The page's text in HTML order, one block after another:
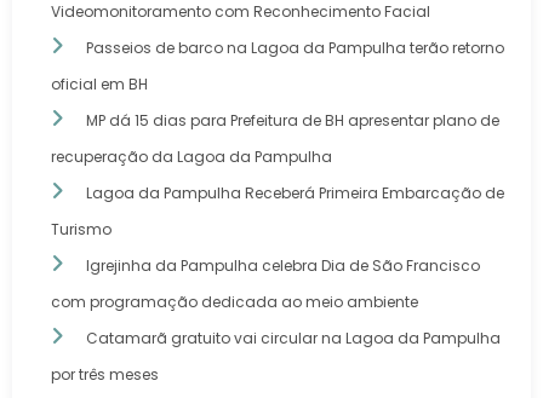
Videomonitoramento com Reconhecimento Facial
Passeios de barco na Lagoa da Pampulha terão retorno
oficial em BH
MP dá 15 dias para Prefeitura de BH apresentar plano de
recuperação da Lagoa da Pampulha
Lagoa da Pampulha Receberá Primeira Embarcação de
Turismo
Igrejinha da Pampulha celebra Dia de São Francisco
com programação dedicada ao meio ambiente
Catamarã gratuito vai circular na Lagoa da Pampulha
por três meses